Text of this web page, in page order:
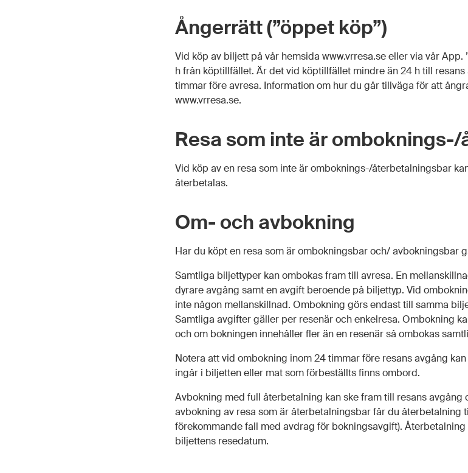
Ångerrätt (”öppet köp”)
Vid köp av biljett på vår hemsida www.vrresa.se eller via vår App.
h från köptillfället. Är det vid köptillfället mindre än 24 h till
timmar före avresa. Information om hur du går tillväga för att
www.vrresa.se.
Resa som inte är
Vid köp av en resa som inte är omboknings-/återbetalningsbar
återbetalas.
Om- och avbokning
Har du köpt en resa som är ombokningsbar och/ avbokningsbar
Samtliga biljettyper kan ombokas fram till avresa. En
dyrare avgång samt en avgift beroende på biljettyp. Vid
inte någon mellanskillnad. Ombokning görs endast till samma
Samtliga avgifter gäller per resenär och enkelresa. Ombokning
och om bokningen innehåller fler än en resenär så ombokas
Notera att vid ombokning inom 24 timmar före resans avgång
ingår i biljetten eller mat som förbeställts finns ombord.
Avbokning med full återbetalning kan ske fram till resans avgång
avbokning av resa som är återbetalningsbar får du återbetalning
förekommande fall med avdrag för bokningsavgift).
biljettens resedatum.